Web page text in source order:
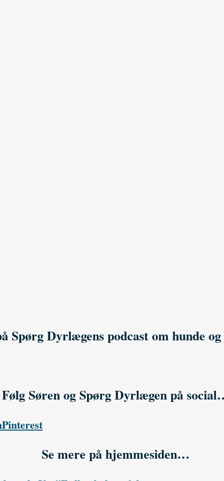
Spørg Dyrlægens podcast om hunde
Følg Søren og Spørg Dyrlægen på
Pinterest
Se mere på hjemmesiden…